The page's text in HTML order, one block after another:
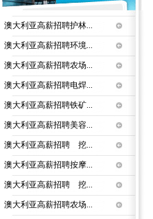
澳大利亚高薪招聘护林...
澳大利亚高薪招聘环境...
澳大利亚高薪招聘农场...
澳大利亚高薪招聘电焊...
澳大利亚高薪招聘铁矿...
澳大利亚高薪招聘美容...
澳大利亚高薪招聘 挖...
澳大利亚高薪招聘按摩...
澳大利亚高薪招聘 挖...
澳大利亚高薪招聘农场...